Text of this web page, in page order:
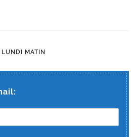
MATIN